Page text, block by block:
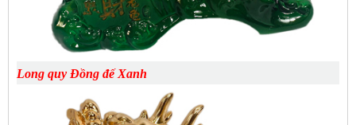
Long quy Đồng đế Xanh